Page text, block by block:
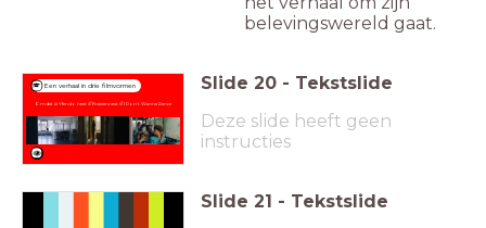
belevingswereld gaat.
Omdat ik Yfendo heet /// Kraaiennest /// I Don't Wanna Dance
Een verhaal in drie filmvormen Slide 20 - Tekstslide
Deze slide heeft geen
instructies
Slide 21 - Tekstslide